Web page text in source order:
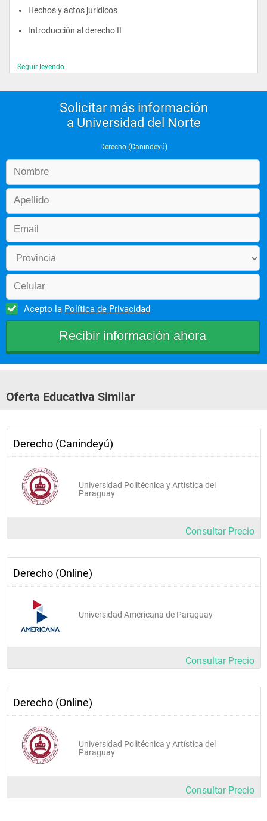
Hechos y actos jurídicos
Introducción al derecho II
Derecho civil personas y familia
Derecho romano II
Ética profesional y deontología jurídica
Derecho agrario y ambiental
Derecho internacional público II
Derecho penal II
Derecho civil obligaciones
Derecho internacional privado I
Derecho político
Derechos humanos y del medio ambiente
Derechos intelectuales
Derecho informático y de la información
Derecho internacional privado II
Filosofía del deracho
Derecho administrativo
Derecho civil sucesiones
Seguir leyendo
Solicitar más información
a Universidad del Norte
Derecho (Canindeyú)
Acepto la Política de Privacidad
Oferta Educativa Similar
Derecho (Canindeyú)
Universidad Politécnica y Artística del
Paraguay
Consultar Precio
Derecho (Online)
Universidad Americana de Paraguay
Consultar Precio
Derecho (Online)
Universidad Politécnica y Artística del
Paraguay
Consultar Precio